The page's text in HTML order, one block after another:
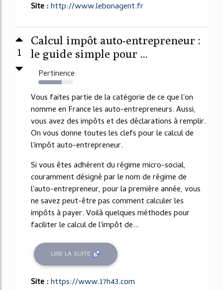
Site :http://www.lebonagent.fr
1
Calcul impôt auto-entrepreneur :
le guide simple pour ...
Pertinence
67%
Vous faites partie de la catégorie de ce que l'on
nomme en France les auto-entrepreneurs. Aussi,
vous avez des impôts et des déclarations à remplir.
On vous donne toutes les clefs pour le calcul de
l'impôt auto-entrepreneur.
Si vous êtes adhérent du régime micro-social,
couramment désigné par le nom de régime de
l'auto-entrepreneur, pour la première année, vous
ne savez peut-être pas comment calculer les
impôts à payer. Voilà quelques méthodes pour
faciliter le calcul de l'impôt de...
LIRE LA SUITE
Site :https://www.17h43.com